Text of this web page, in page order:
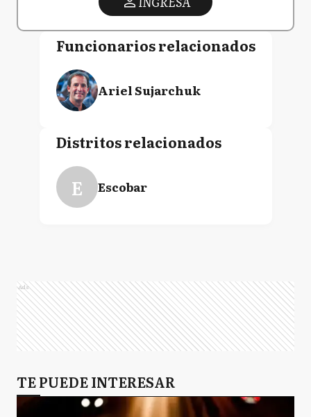
Funcionarios relacionados
Ariel Sujarchuk
Distritos relacionados
E Escobar
Ads
TE PUEDE INTERESAR